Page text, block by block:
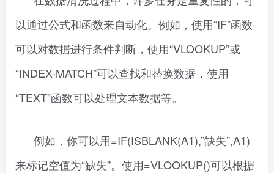
以通过公式和函数来自动化。例如，使用“IF”函数
可以对数据进行条件判断，使用“VLOOKUP”或
“INDEX-MATCH”可以查找和替换数据，使用
“TEXT”函数可以处理文本数据等。
例如，你可以用=IF(ISBLANK(A1),”缺失”,A1)
来标记空值为“缺失”。使用=VLOOKUP()可以根据